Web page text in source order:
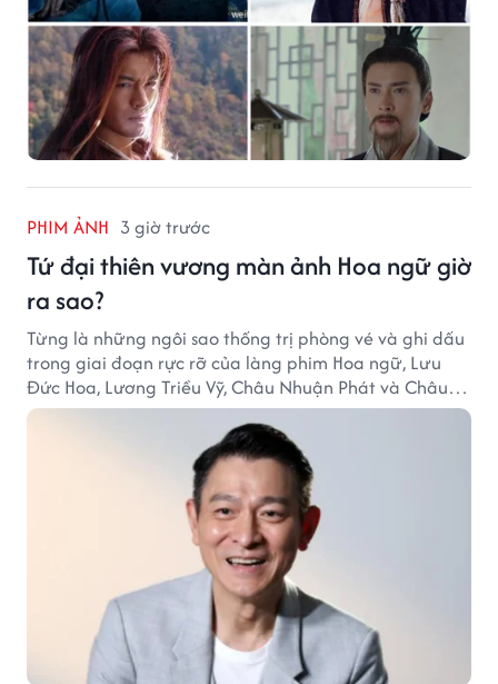
PHIM ẢNH 3 giờ trước
Tứ đại thiên vương màn ảnh Hoa ngữ giờ
ra sao?
Từng là những ngôi sao thống trị phòng vé và ghi dấu
trong giai đoạn rực rỡ của làng phim Hoa ngữ, Lưu
Đức Hoa, Lương Triều Vỹ, Châu Nhuận Phát và Châu
Tinh Trì giờ đã bước sang một chặng đường mới. Dù
mỗi người có lựa chọn khác nhau, sức ảnh hưởng của
họ vẫn chưa bao giờ suy giảm.